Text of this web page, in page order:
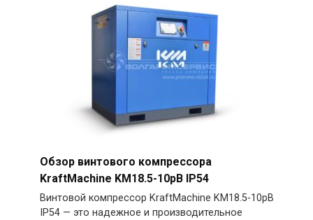
Обзор винтового компрессора
KraftMachine KM18.5-10рВ IP54
Винтовой компрессор KraftMachine KM18.5-10рВ
IP54 — это надежное и производительное